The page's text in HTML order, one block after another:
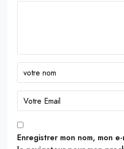
Enregistrer mon nom, mon